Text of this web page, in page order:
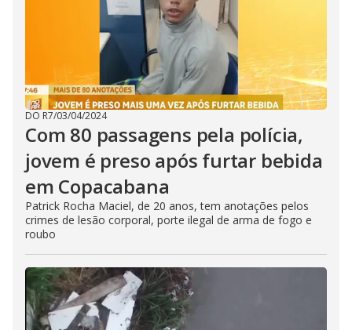
DO R7/03/04/2024
Com 80 passagens pela polícia,
jovem é preso após furtar bebida
em Copacabana
Patrick Rocha Maciel, de 20 anos, tem anotações pelos
crimes de lesão corporal, porte ilegal de arma de fogo e
roubo